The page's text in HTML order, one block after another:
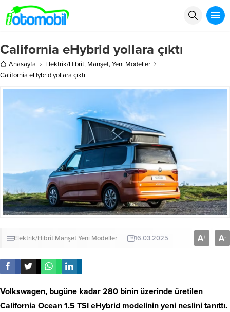
California eHybrid yollara çıktı
Anasayfa Elektrik/Hibrit, Manşet,Yeni Modeller
California eHybrid yollara çıktı
Elektrik/Hibrit ManşetYeni Modeller 16.03.2025 A+ A-
Volkswagen, bugüne kadar 280 binin üzerinde üretilen
California Ocean 1.5 TSI eHybrid modelinin yeni neslini tanıttı.